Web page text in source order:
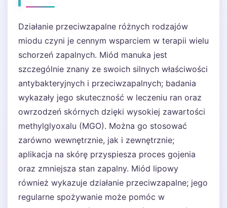
Działanie przeciwzapalne różnych rodzajów
miodu czyni je cennym wsparciem w terapii wielu
schorzeń zapalnych. Miód manuka jest
szczególnie znany ze swoich silnych właściwości
antybakteryjnych i przeciwzapalnych; badania
wykazały jego skuteczność w leczeniu ran oraz
owrzodzeń skórnych dzięki wysokiej zawartości
methylglyoxalu (MGO). Można go stosować
zarówno wewnętrznie, jak i zewnętrznie;
aplikacja na skórę przyspiesza proces gojenia
oraz zmniejsza stan zapalny. Miód lipowy
również wykazuje działanie przeciwzapalne; jego
regularne spożywanie może pomóc w